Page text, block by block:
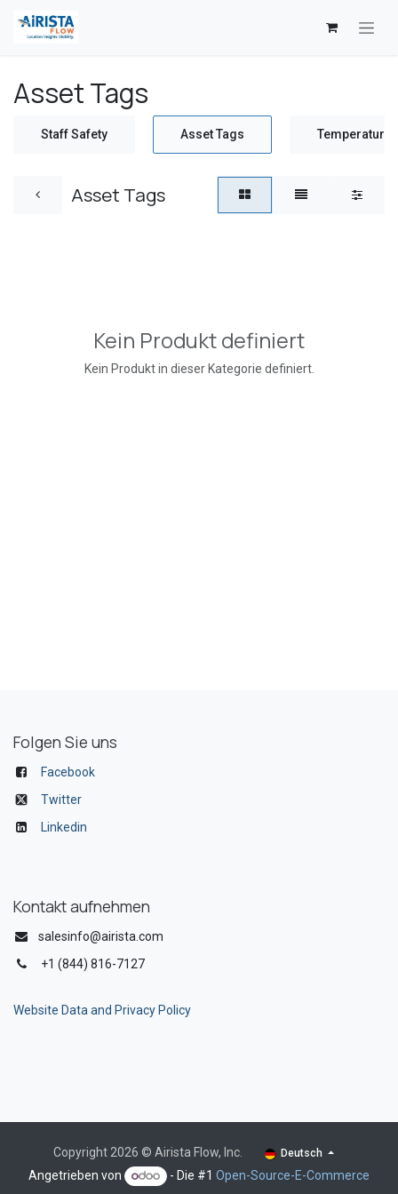
Asset Tags
Staff Safety Asset Tags Temperature
Asset Tags
Kein Produkt definiert
Kein Produkt in dieser Kategorie definiert.
Folgen Sie uns
Facebook
Twitter
Linkedin
Kontakt aufnehmen
salesinfo@airista.com
+1 (844) 816-7127
Website Data and Privacy Policy
Copyright 2026 © Airista Flow, Inc. Deutsch
Angetrieben von - Die #1Open-Source-E-Commerce